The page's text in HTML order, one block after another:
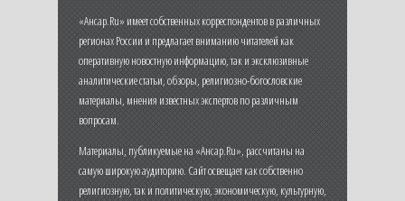
«Ансар.Ru» имеет собственных корреспондентов в различных
регионах России и предлагает вниманию читателей как
оперативную новостную информацию, так и эксклюзивные
аналитические статьи, обзоры, религиозно-богословские
материалы, мнения известных экспертов по различным
вопросам.
Материалы, публикуемые на «Ансар.Ru», рассчитаны на
самую широкую аудиторию. Сайт освещает как собственно
религиозную, так и политическую, экономическую, культурную,